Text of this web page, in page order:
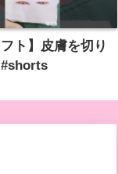
フト】皮膚を切り